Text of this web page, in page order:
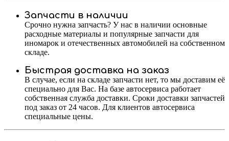
Запчасти в наличии
Срочно нужна запчасть? У нас в наличии основные
расходные материалы и популярные запчасти для
иномарок и отечественных автомобилей на собственном
складе.
Быстрая доставка на заказ
В случае, если на складе запчасти нет, то мы доставим её
специально для Вас. На базе автосервиса работает
собственная служба доставки. Сроки доставки запчастей
под заказ от 24 часов. Для клиентов автосервиса
специальные цены.